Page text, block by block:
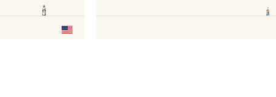
Paramétrer mes cookies